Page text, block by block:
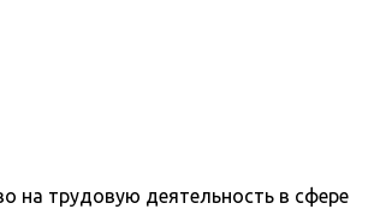
на трудовую деятельность в сфере